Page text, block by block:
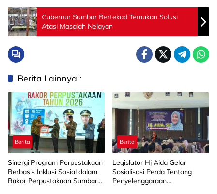
Gubernur Sumbar Bertekad Temukan Solusi
Atasi Masalah Nelayan
Berita Lainnya :
Berita
Sinergi Program Perpustakaan
Berbasis Inklusi Sosial dalam
Rakor Perpustakaan Sumbar
Berita
Legislator Hj Aida Gelar
Sosialisasi Perda Tentang
Penyelenggaraan